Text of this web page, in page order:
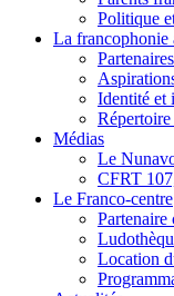
Politique
La francophonie
Identité et
Répertoire
Médias
Le
CFRT
Le Franco-centre
Partenaire
Location